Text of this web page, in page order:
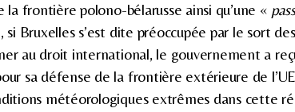
frontière polono-bélarusse ainsi qu’une «
Bruxelles s’est dite préoccupée par le sort
au droit international, le gouvernement a
sa défense de la frontière extérieure de
météorologiques extrêmes dans cette